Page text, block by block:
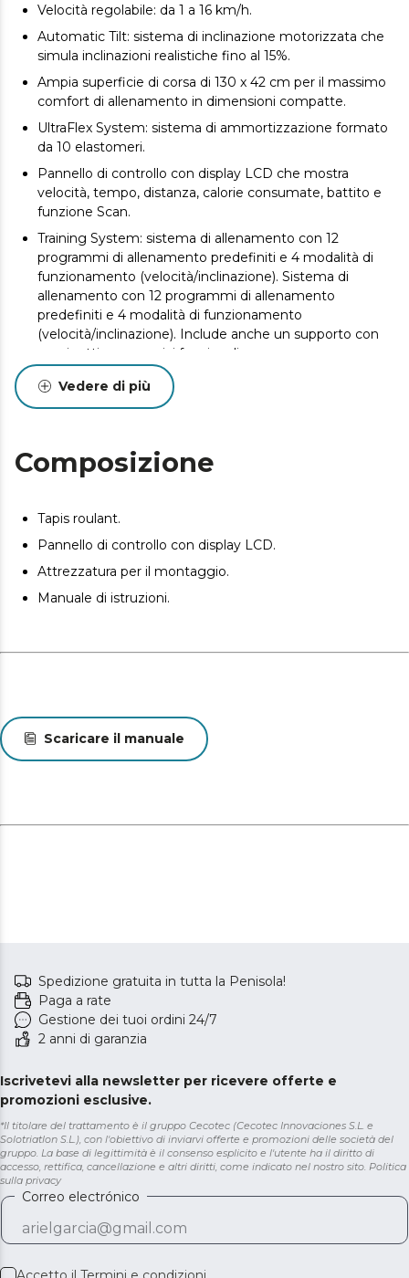
Velocità regolabile: da 1 a 16 km/h.
Automatic Tilt: sistema di inclinazione motorizzata che
simula inclinazioni realistiche fino al 15%.
Ampia superficie di corsa di 130 x 42 cm per il massimo
comfort di allenamento in dimensioni compatte.
UltraFlex System: sistema di ammortizzazione formato
da 10 elastomeri.
Pannello di controllo con display LCD che mostra
velocità, tempo, distanza, calorie consumate, battito e
funzione Scan.
Training System: sistema di allenamento con 12
programmi di allenamento predefiniti e 4 modalità di
funzionamento (velocità/inclinazione). Sistema di
allenamento con 12 programmi di allenamento
predefiniti e 4 modalità di funzionamento
(velocità/inclinazione). Include anche un supporto con
cuscinetti per esercizi funzionali.
Accessori: Set di manubri, portabottiglie, connettore di
ricarica USB, altoparlanti e supporto per tablet.
Vedere di più
Composizione
Tapis roulant.
Pannello di controllo con display LCD.
Attrezzatura per il montaggio.
Manuale di istruzioni.
Scaricare il manuale
Spedizione gratuita in tutta la Penisola!
Paga a rate
Gestione dei tuoi ordini 24/7
2 anni di garanzia
Iscrivetevi alla newsletter per ricevere offerte e
promozioni esclusive.
*Il titolare del trattamento è il gruppo Cecotec (Cecotec Innovaciones S.L. e
Solotriatlon S.L.), con l'obiettivo di inviarvi offerte e promozioni delle società del
gruppo. La base di legittimità è il consenso esplicito e l'utente ha il diritto di
accesso, rettifica, cancellazione e altri diritti, come indicato nel nostro sito. Politica
sulla privacy
Correo electrónico